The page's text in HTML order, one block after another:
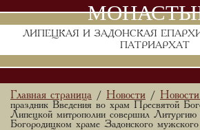
ЛИПЕЦКАЯ И ЗАДОНСКАЯ
ПАТРИАРХАТ
Главная страница / Новости /
праздник Введения во храм Пресвятой
Липецкой митрополии совершил
Богородицком храме Задонского